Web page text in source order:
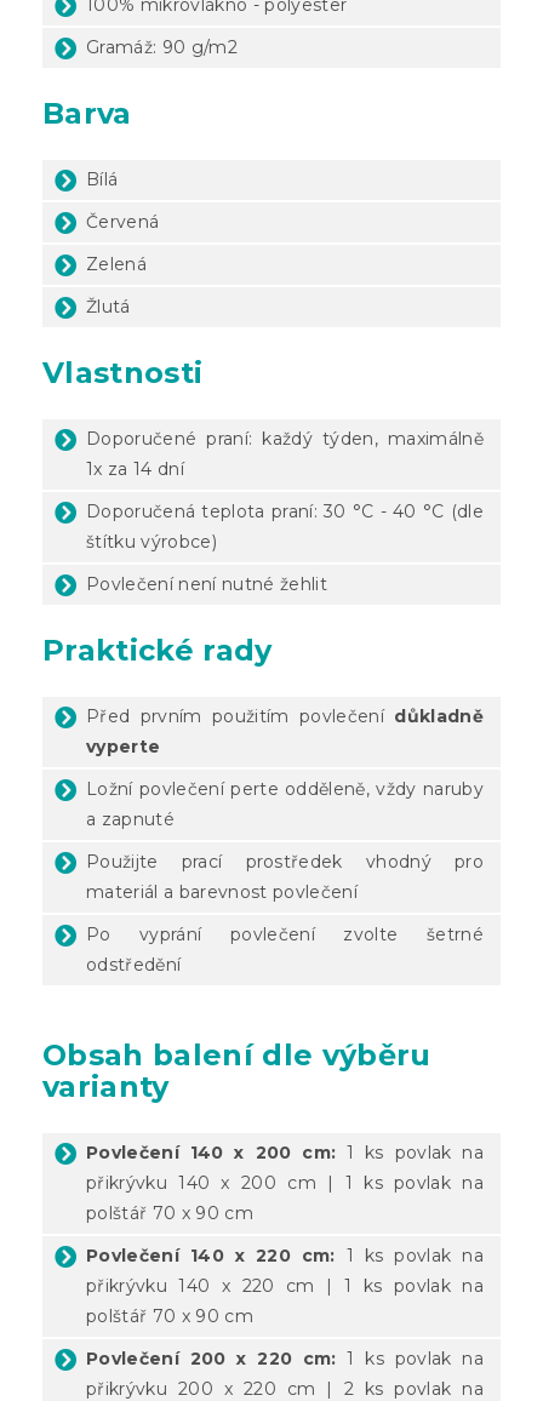
100% mikrovlákno - polyester
Gramáž: 90 g/m2
Barva
Bílá
Červená
Zelená
Žlutá
Vlastnosti
Doporučené praní: každý týden, maximálně
1x za 14 dní
Doporučená teplota praní: 30 °C - 40 °C (dle
štítku výrobce)
Povlečení není nutné žehlit
Praktické rady
Před prvním použitím povlečení důkladně
vyperte
Ložní povlečení perte odděleně, vždy naruby
a zapnuté
Použijte prací prostředek vhodný pro
materiál a barevnost povlečení
Po vyprání povlečení zvolte šetrné
odstředění
Obsah balení dle výběru
varianty
Povlečení 140 x 200 cm: 1 ks povlak na
přikrývku 140 x 200 cm | 1 ks povlak na
polštář 70 x 90 cm
Povlečení 140 x 220 cm: 1 ks povlak na
přikrývku 140 x 220 cm | 1 ks povlak na
polštář 70 x 90 cm
Povlečení 200 x 220 cm: 1 ks povlak na
přikrývku 200 x 220 cm | 2 ks povlak na